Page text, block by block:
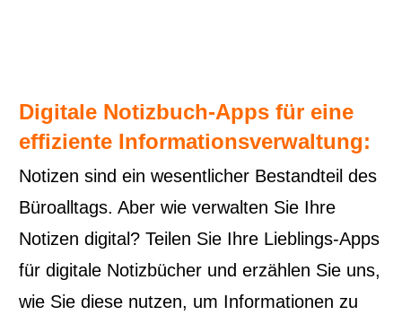
Digitale Notizbuch-Apps für eine
effiziente Informationsverwaltung:
Notizen sind ein wesentlicher Bestandteil des
Büroalltags. Aber wie verwalten Sie Ihre
Notizen digital? Teilen Sie Ihre Lieblings-Apps
für digitale Notizbücher und erzählen Sie uns,
wie Sie diese nutzen, um Informationen zu